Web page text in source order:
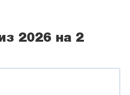
2026 на 2